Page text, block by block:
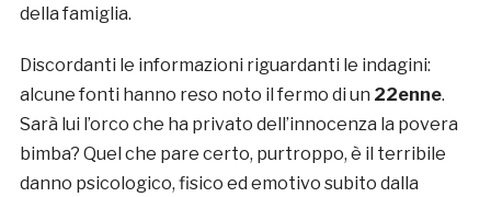
della famiglia.
Discordanti le informazioni riguardanti le indagini:
alcune fonti hanno reso noto il fermo di un 22enne.
Sarà lui l’orco che ha privato dell’innocenza la povera
bimba? Quel che pare certo, purtroppo, è il terribile
danno psicologico, fisico ed emotivo subito dalla